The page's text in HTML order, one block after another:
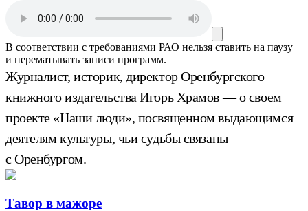
В соответствии с требованиями РАО нельзя ставить на паузу
и перематывать записи программ.
Журналист, историк, директор Оренбургского
книжного издательства Игорь Храмов — о своем
проекте «Наши люди», посвященном выдающимся
деятелям культуры, чьи судьбы связаны
с Оренбургом.
Тавор в мажоре